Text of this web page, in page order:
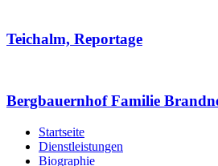
Teichalm, Reportage
Bergbauernhof Familie
Startseite
Dienstleistungen
Biographie